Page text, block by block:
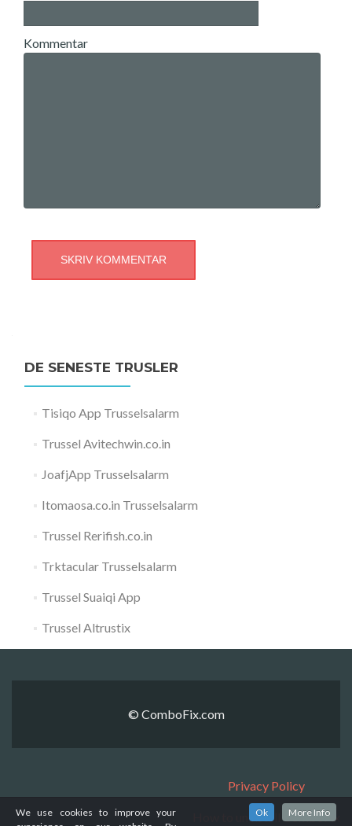
Kommentar
DE SENESTE TRUSLER
Tisiqo App Trusselsalarm
Trussel Avitechwin.co.in
JoafjApp Trusselsalarm
Itomaosa.co.in Trusselsalarm
Trussel Rerifish.co.in
Trktacular Trusselsalarm
Trussel Suaiqi App
Trussel Altrustix
© ComboFix.com
Privacy Policy
How to uninstall ComboFix
We use cookies to improve your
Ok More Info